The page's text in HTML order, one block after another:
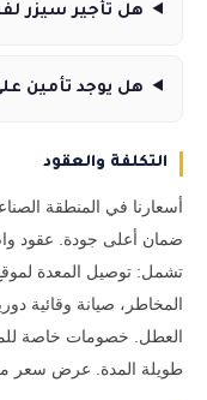
هل تأجير سيزر
هل يوجد تأمين
التكلفة والعقود
أسعارنا في المنطقة
ضمان أعلى جودة. عقود
تشمل: توصيل المعدة
المخاطر، صيانة وقائية
العطل. خصومات خاصة
طويلة المدة. عرض سعر